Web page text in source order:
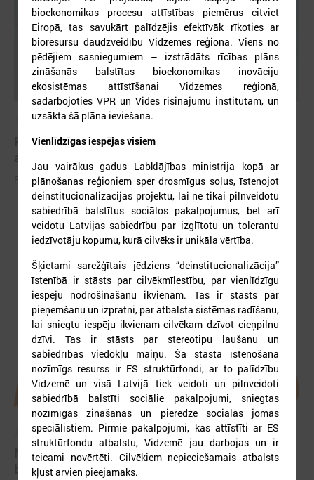
2026. gada 25. maijs
Pieejamas rīcības vadlīnijas institūcijām šūnu
apraides gadījumā
Pieejamas rīcības vadlīnijas institūcijām šūnu apraides gadījumā
2026. gada 28. aprīlis
Notiks Kraukļa piemiņas basketbola turnīrs
bērniem, amatieriem un veterāniem
bioekonomikas procesu attīstības piemērus citviet
Eiropā, tas savukārt palīdzējis efektīvāk rīkoties ar
bioresursu daudzveidību Vidzemes reģionā. Viens no
pēdējiem sasniegumiem – izstrādāts rīcības plāns
zināšanās balstītas bioekonomikas inovāciju
ekosistēmas attīstīšanai Vidzemes reģionā,
sadarbojoties VPR un Vides risinājumu institūtam, un
uzsākta šā plāna ieviešana.
Vienlīdzīgas iespējas visiem
Jau vairākus gadus Labklājības ministrija kopā ar
plānošanas reģioniem sper drosmīgus soļus, īstenojot
deinstitucionalizācijas projektu, lai ne tikai pilnveidotu
sabiedrībā balstītus sociālos pakalpojumus, bet arī
veidotu Latvijas sabiedrību par izglītotu un tolerantu
iedzīvotāju kopumu, kurā cilvēks ir unikāla vērtība.
Šķietami sarežģītais jēdziens “deinstitucionalizācija”
īstenībā ir stāsts par cilvēkmīlestību, par vienlīdzīgu
iespēju nodrošināšanu ikvienam. Tas ir stāsts par
pieņemšanu un izpratni, par atbalsta sistēmas radīšanu,
lai sniegtu iespēju ikvienam cilvēkam dzīvot cieņpilnu
dzīvi. Tas ir stāsts par stereotipu laušanu un
sabiedrības viedokļu maiņu. Šā stāsta īstenošanā
nozīmīgs resurss ir ES struktūrfondi, ar to palīdzību
Vidzemē un visā Latvijā tiek veidoti un pilnveidoti
sabiedrībā balstīti sociālie pakalpojumi, sniegtas
nozīmīgas zināšanas un pieredze sociālās jomas
speciālistiem. Pirmie pakalpojumi, kas attīstīti ar ES
struktūrfondu atbalstu, Vidzemē jau darbojas un ir
teicami novērtēti. Cilvēkiem nepieciešamais atbalsts
kļūst arvien pieejamāks.